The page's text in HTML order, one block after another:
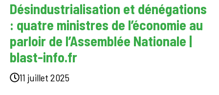
Désindustrialisation et dénégations
: quatre ministres de l’économie au
parloir de l’Assemblée Nationale |
blast-info.fr
11 juillet 2025